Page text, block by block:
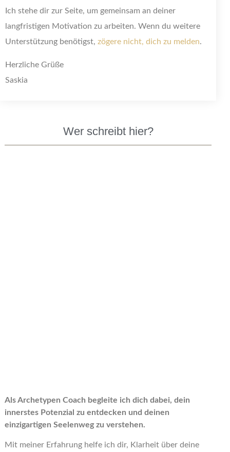
Ich stehe dir zur Seite, um gemeinsam an deiner
langfristigen Motivation zu arbeiten. Wenn du weitere
Unterstützung benötigst, zögere nicht, dich zu melden.
Herzliche Grüße
Saskia
Wer schreibt hier?
Als Archetypen Coach begleite ich dich dabei, dein
innerstes Potenzial zu entdecken und deinen
einzigartigen Seelenweg zu verstehen.
Mit meiner Erfahrung helfe ich dir, Klarheit über deine